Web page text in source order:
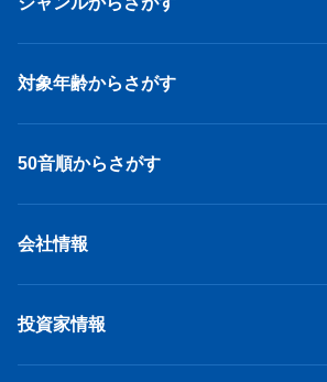
対象年齢からさがす
50音順からさがす
会社情報
投資家情報